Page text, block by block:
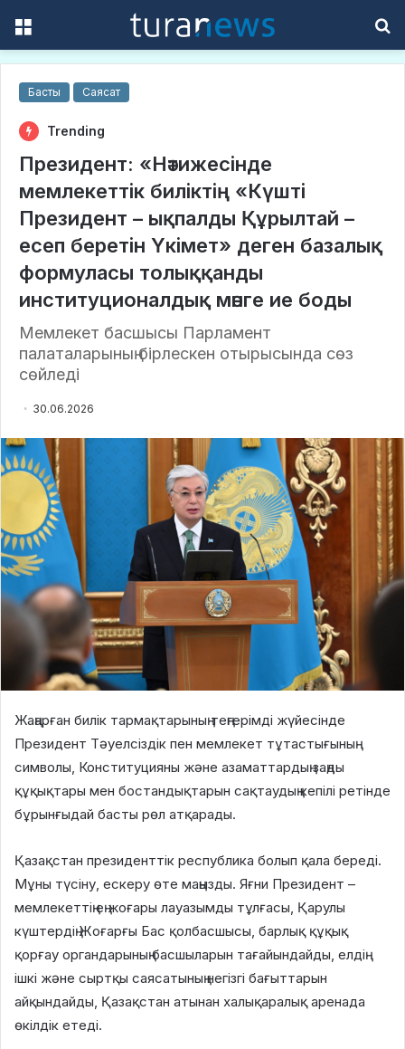
Басты Саясат
Trending
Президент: «Нәтижесінде
мемлекеттік биліктің «Күшті
Президент – ықпалды Құрылтай –
есеп беретін Үкімет» деген базалық
формуласы толыққанды
институционалдық мәнге ие боды
Мемлекет басшысы Парламент
палаталарының бірлескен отырысында сөз
сөйледі
30.06.2026
Жаңарған билік тармақтарының теңгерімді жүйесінде
Президент Тәуелсіздік пен мемлекет тұтастығының
символы, Конституцияны және азаматтардың заңды
құқықтары мен бостандықтарын сақтаудың кепілі ретінде
бұрынғыдай басты рөл атқарады.
Қазақстан президенттік республика болып қала береді.
Мұны түсіну, ескеру өте маңызды. Яғни Президент –
мемлекеттің ең жоғары лауазымды тұлғасы, Қарулы
күштердің Жоғарғы Бас қолбасшысы, барлық құқық
қорғау органдарының басшыларын тағайындайды, елдің
ішкі және сыртқы саясатының негізгі бағыттарын
айқындайды, Қазақстан атынан халықаралық аренада
өкілдік етеді.